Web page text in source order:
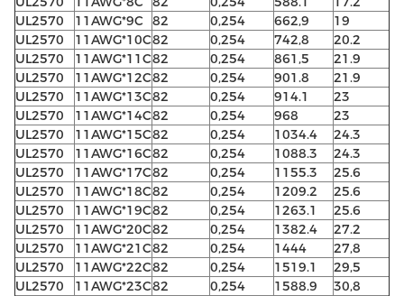
UL2570
11AWG*9C 82 0,254 662,9
19
UL2570
11AWG*10C82 0,254 742,8
20.2
UL2570
11AWG*11C82 0,254 861,5
21.9
UL2570
11AWG*12C82 0,254 901.8
21.9
UL2570
11AWG*13C82 0,254 914.1
23
UL2570
11AWG*14C82 0,254 968
23
UL2570
11AWG*15C82 0,254 1034.4
24.3
UL2570
11AWG*16C82 0,254 1088.3
24.3
UL2570
11AWG*17C82 0,254 1155.3
25.6
UL2570
11AWG*18C82 0,254 1209.2
25.6
UL2570
11AWG*19C82 0,254 1263.1
25.6
UL2570
11AWG*20C82 0,254 1382.4
27.2
UL2570
11AWG*21C82 0,254 1444
27,8
UL2570
11AWG*22C82 0,254 1519.1
29,5
UL2570
11AWG*23C82 0,254 1588.9
30,8